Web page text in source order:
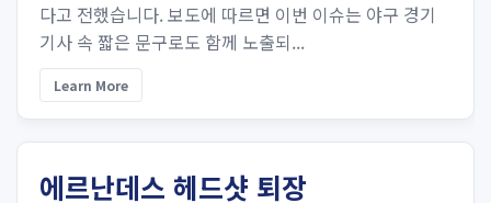
다고 전했습니다. 보도에 따르면 이번 이슈는 야구 경기
기사 속 짧은 문구로도 함께 노출되...
Learn More
에르난데스 헤드샷 퇴장